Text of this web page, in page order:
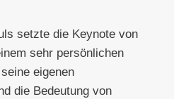
setzte die Keynote von
sehr persönlichen
eigenen
die Bedeutung von